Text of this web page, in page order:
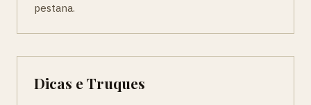
pestana.
Dicas e Truques